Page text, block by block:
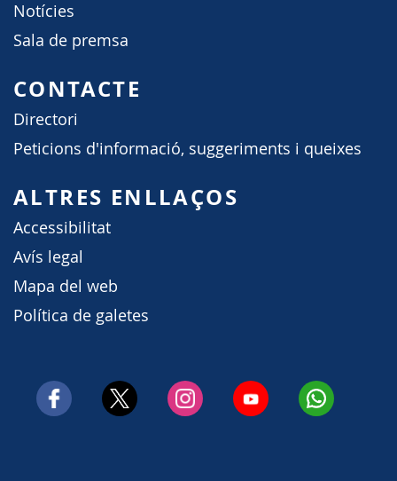
Notícies
Sala de premsa
CONTACTE
Directori
Peticions d'informació, suggeriments i queixes
ALTRES ENLLAÇOS
Accessibilitat
Avís legal
Mapa del web
Política de galetes